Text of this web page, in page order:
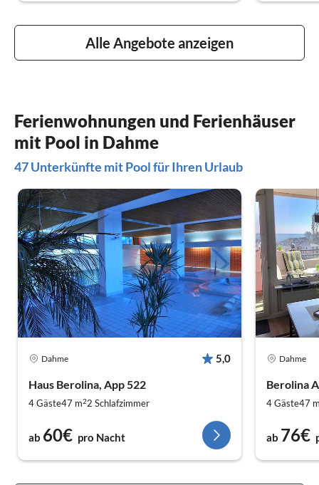
Alle Angebote anzeigen
Ferienwohnungen und Ferienhäuser
mit Pool in Dahme
47 Unterkünfte mit Pool für Ihren Urlaub
Dahme 5,0
Haus Berolina, App 522
4 Gäste47 m22 Schlafzimmer
ab 60€ pro Nacht
Dahme
Berolina
4 Gäste47
ab 76€